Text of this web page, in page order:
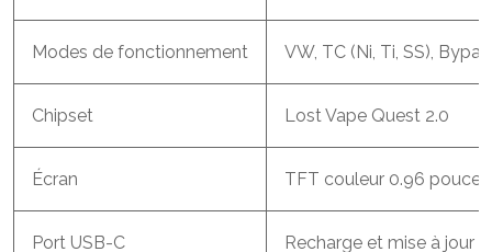
Modes de fonctionnement VW, TC (Ni, Ti, SS),
Chipset Lost Vape Quest 2.0
Écran TFT couleur 0.96 pouces
Port USB-C Recharge et mise à jour